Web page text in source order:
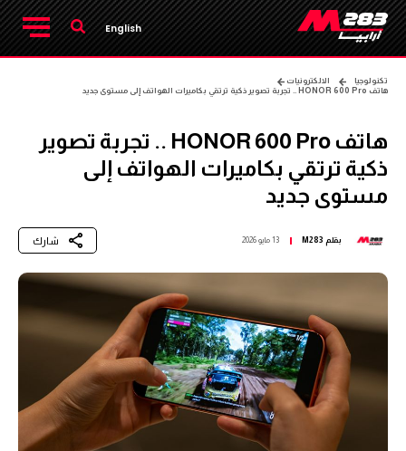
English
تكنولوجيا
الالكترونيات
هاتف HONOR 600 Pro .. تجربة تصوير ذكية ترتقي بكاميرات الهواتف إلى مستوى جديد
هاتف HONOR 600 Pro .. تجربة تصوير
ذكية ترتقي بكاميرات الهواتف إلى
مستوى جديد
بقلم M283 13 مايو 2026 شارك